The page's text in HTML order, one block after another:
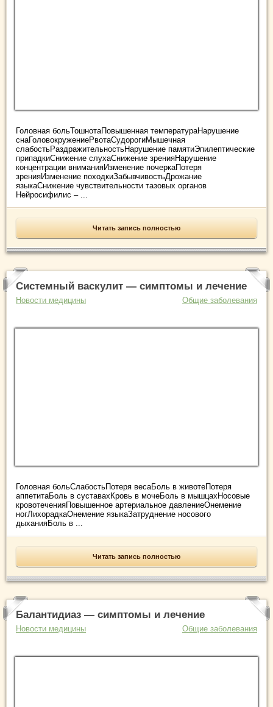
Головная больТошнотаПовышенная температураНарушение
снаГоловокружениеРвотаСудорогиМышечная
слабостьРаздражительностьНарушение памятиЭпилептические
припадкиСнижение слухаСнижение зренияНарушение
концентрации вниманияИзменение почеркаПотеря
зренияИзменение походкиЗабывчивостьДрожание
языкаСнижение чувствительности тазовых органов
Нейросифилис – ...
Читать запись полностью
Системный васкулит — симптомы и лечение
Новости медицины Общие заболевания
Головная больСлабостьПотеря весаБоль в животеПотеря
аппетитаБоль в суставахКровь в мочеБоль в мышцахНосовые
кровотеченияПовышенное артериальное давлениеОнемение
ногЛихорадкаОнемение языкаЗатруднение носового
дыханияБоль в ...
Читать запись полностью
Балантидиаз — симптомы и лечение
Новости медицины Общие заболевания